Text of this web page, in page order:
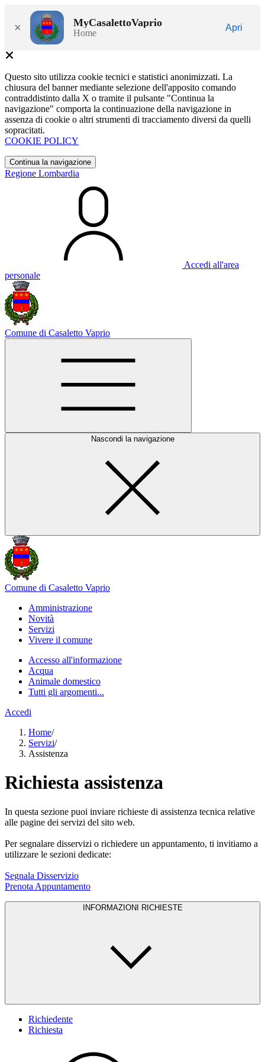
× MyCasalettoVaprio
Home
Apri
Questo sito utilizza cookie tecnici e statistici anonimizzati. La
chiusura del banner mediante selezione dell'apposito comando
contraddistinto dalla X o tramite il pulsante "Continua la
navigazione" comporta la continuazione della navigazione in
assenza di cookie o altri strumenti di tracciamento diversi da quelli
sopracitati.
COOKIE POLICY
Continua la navigazione
Regione Lombardia
Accedi all'area
personale
Comune di Casaletto Vaprio
Nascondi la navigazione
Comune di Casaletto Vaprio
Amministrazione
Novità
Servizi
Vivere il comune
Accesso all'informazione
Acqua
Animale domestico
Tutti gli argomenti...
Accedi
Home/
Servizi/
Assistenza
Richiesta assistenza
In questa sezione puoi inviare richieste di assistenza tecnica relative
alle pagine dei servizi del sito web.
Per segnalare disservizi o richiedere un appuntamento, ti invitiamo a
utilizzare le sezioni dedicate:
Segnala Disservizio
Prenota Appuntamento
INFORMAZIONI RICHIESTE
Richiedente
Richiesta